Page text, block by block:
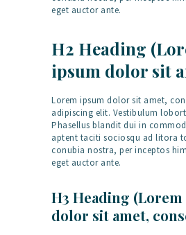
eget auctor ante.
H2 Heading
ipsum dolor sit
Lorem ipsum dolor sit amet,
adipiscing elit. Vestibulum
Phasellus blandit dui in
aptent taciti sociosqu ad litora
conubia nostra, per inceptos
eget auctor ante.
H3 Heading
dolor sit amet,